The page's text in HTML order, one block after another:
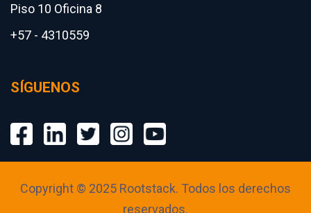
Piso 10 Oficina 8
+57 - 4310559
SÍGUENOS
Copyright © 2025 Rootstack. Todos los derechos
reservados.